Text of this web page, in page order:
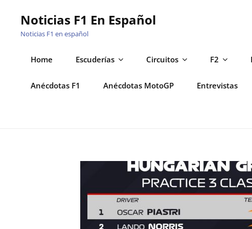
contenido
Noticias F1 En Español
Noticias F1 en español
Home Escuderías Circuitos F2
Anécdotas F1 Anécdotas MotoGP Entrevistas